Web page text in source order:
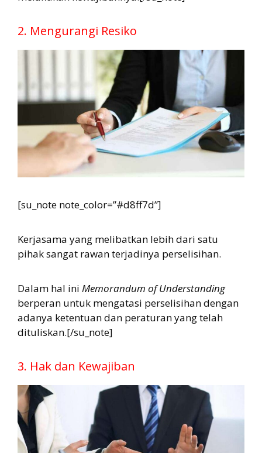
2. Mengurangi Resiko
[su_note note_color=”#d8ff7d”]
Kerjasama yang melibatkan lebih dari satu
pihak sangat rawan terjadinya perselisihan.
Dalam hal ini Memorandum of Understanding
berperan untuk mengatasi perselisihan dengan
adanya ketentuan dan peraturan yang telah
dituliskan.[/su_note]
3. Hak dan Kewajiban